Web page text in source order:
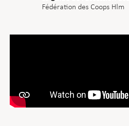
Fédération des Coops Hlm